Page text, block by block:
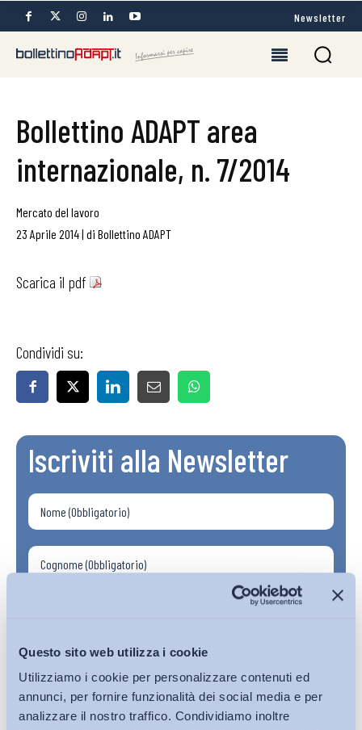
Questo sito web utilizza i cookie
Utilizziamo i cookie per personalizzare contenuti ed
annunci, per fornire funzionalità dei social media e per
analizzare il nostro traffico. Condividiamo inoltre
Newsletter
Bollettino ADAPT area
internazionale, n. 7/2014
Mercato del lavoro
23 Aprile 2014| di Bollettino ADAPT
Scarica il pdf
Condividi su:
Iscriviti alla Newsletter